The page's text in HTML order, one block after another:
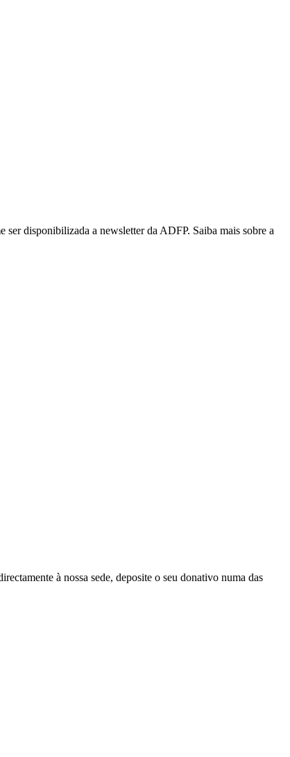
ser disponibilizada a newsletter da ADFP. Saiba mais sobre a
à nossa sede, deposite o seu donativo numa das